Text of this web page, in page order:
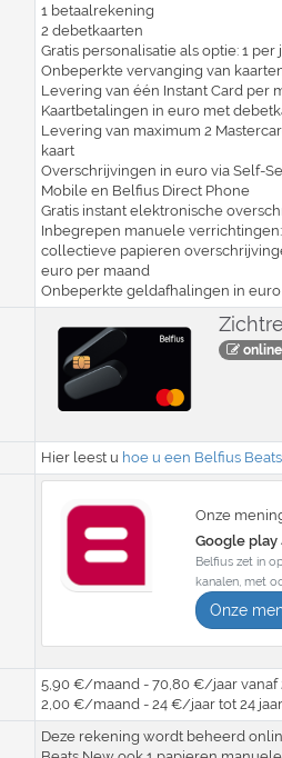
1 betaalrekening
2 debetkaarten
Gratis personalisatie als optie: 1 per
Onbeperkte vervanging van
Levering van één Instant Card per
Kaartbetalingen in euro met
Levering van maximum 2
kaart
Overschrijvingen in euro via Self-
Mobile en Belfius Direct Phone
Gratis instant elektronische
Inbegrepen manuele
collectieve papieren
euro per maand
Onbeperkte geldafhalingen in
Hier leest u hoe u een Belfius
Onze
Google play
Belfius zet in
kanalen, met
Onze
5,90 €/maand - 70,80 €/jaar vanaf
2,00 €/maand - 24 €/jaar tot 24 jaar
Deze rekening wordt beheerd